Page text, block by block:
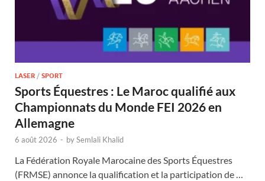
LASER / SPORT
Sports Équestres : Le Maroc qualifié aux
Championnats du Monde FEI 2026 en
Allemagne
6 août 2026 - bySemlali Khalid
La Fédération Royale Marocaine des Sports Équestres
(FRMSE) annonce la qualification et la participation de …